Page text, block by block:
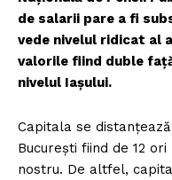
de salarii pare a fi
vede nivelul ridicat al
valorile fiind duble
nivelul Iaşului.
Capitala se
Bucureşti fiind de 12
nostru. De altfel,